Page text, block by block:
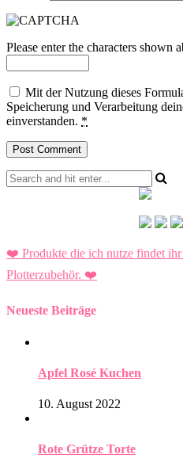
Please enter the characters shown
Mit der Nutzung dieses
Speicherung und Verarbeitung
einverstanden. *
❤️ Produkte die ich nutze findet ihr
Plotterzubehör. ❤️
Neueste Beiträge
Apfel Rosé Kuchen
10. August 2022
Rote Grütze Torte